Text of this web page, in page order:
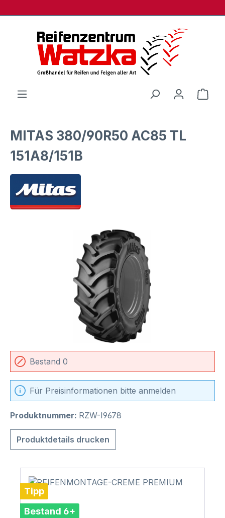
MITAS 380/90R50 AC85 TL
151A8/151B
Bildergalerie überspringen
Bestand 0
Für Preisinformationen bitte anmelden
Produktnummer: RZW-I9678
Produktdetails drucken
Tipp
Bestand 6+